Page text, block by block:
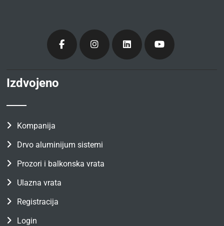
Izdvojeno
Kompanija
Drvo aluminijum sistemi
Prozori i balkonska vrata
Ulazna vrata
Registracija
Login